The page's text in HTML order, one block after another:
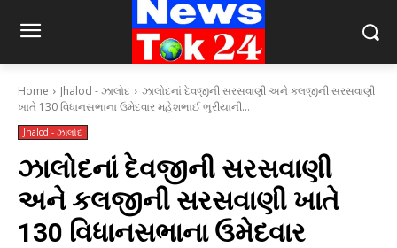
Home Jhalod - ઝાલોદ
ઝાલોદનાં દેવજીની સરસવાણી અને કલજીની સરસવાણી
ખાતે 130 વિધાનસભાના ઉમેદવાર મહેશભાઈ ભુરીયાની...
Jhalod - ઝાલોદ
ઝાલોદનાં દેવજીની સરસવાણી
અને કલજીની સરસવાણી ખાતે
130 વિધાનસભાના ઉમેદવાર